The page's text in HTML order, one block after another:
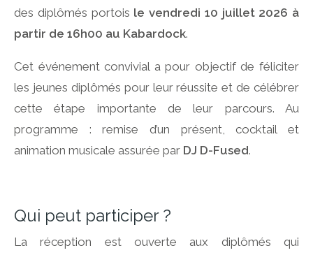
des diplômés portois le vendredi 10 juillet 2026 à
partir de 16h00 au Kabardock.
Cet événement convivial a pour objectif de féliciter
les jeunes diplômés pour leur réussite et de célébrer
cette étape importante de leur parcours. Au
programme : remise d’un présent, cocktail et
animation musicale assurée par DJ D-Fused.
Qui peut participer ?
La réception est ouverte aux diplômés qui